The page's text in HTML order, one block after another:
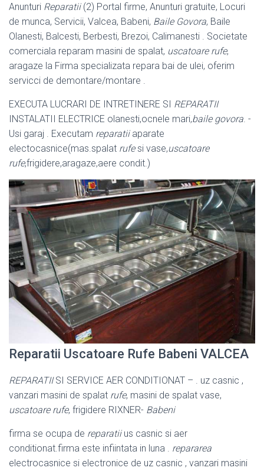
Anunturi Reparatii(2) Portal firme, Anunturi gratuite, Locuri
de munca, Servicii, Valcea, Babeni, Baile Govora, Baile
Olanesti, Balcesti, Berbesti, Brezoi, Calimanesti . Societate
comerciala reparam masini de spalat, uscatoare rufe,
aragaze la Firma specializata repara bai de ulei, oferim
servicci de demontare/montare .
EXECUTA LUCRARI DE INTRETINERE SI REPARATII
INSTALATII ELECTRICE olanesti,ocnele mari,baile govora. -
Usi garaj . Executam reparatiiaparate
electocasnice(mas.spalat rufesi vase,uscatoare
rufe,frigidere,aragaze,aere condit.)
Reparatii Uscatoare Rufe Babeni VALCEA
REPARATIISI SERVICE AER CONDITIONAT – . uz casnic ,
vanzari masini de spalat rufe, masini de spalat vase,
uscatoare rufe, frigidere RIXNER- Babeni
firma se ocupa de reparatiius casnic si aer
conditionat.firma este infiintata in luna . repararea
electrocasnice si electronice de uz casnic , vanzari masini